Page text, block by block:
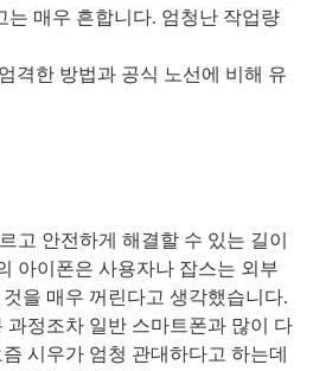
는 매우 흔합니다. 엄청난 작업량
격한 방법과 공식 노선에 비해 유
고 안전하게 해결할 수 있는 길이
아이폰은 사용자나 잡스는 외부
을 매우 꺼린다고 생각했습니다.
과정조차 일반 스마트폰과 많이 다
즘 시우가 엄청 관대하다고 하는데